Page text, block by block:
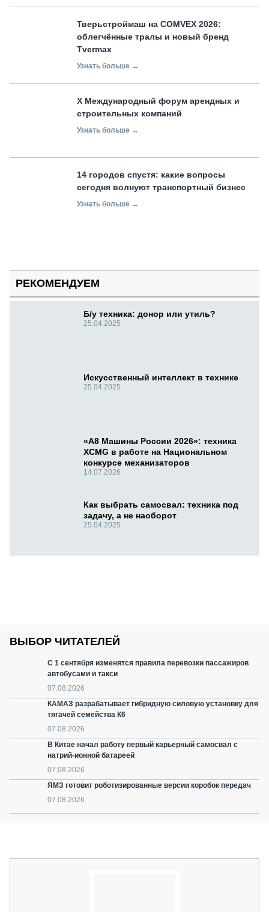
Тверьстроймаш на COMVEX 2026:
облегчённые тралы и новый бренд
Tvermax
Узнать больше →
X Международный форум арендных и
строительных компаний
Узнать больше →
14 городов спустя: какие вопросы
сегодня волнуют транспортный бизнес
Узнать больше →
РЕКОМЕНДУЕМ
Б/у техника: донор или утиль?
25.04.2025
Искусственный интеллект в технике
25.04.2025
«А8 Машины России 2026»: техника
XCMG в работе на Национальном
конкурсе механизаторов
14.07.2026
Как выбрать самосвал: техника под
задачу, а не наоборот
25.04.2025
ВЫБОР ЧИТАТЕЛЕЙ
С 1 сентября изменятся правила перевозки пассажиров
автобусами и такси
07.08.2026
КАМАЗ разрабатывает гибридную силовую установку для
тягачей семейства К6
07.08.2026
В Китае начал работу первый карьерный самосвал с
натрий-ионной батареей
07.08.2026
ЯМЗ готовит роботизированные версии коробок передач
07.08.2026